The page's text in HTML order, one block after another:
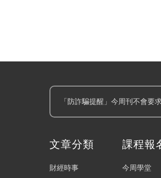
「防詐騙提醒」今周刊不會要
文章分類
財經時事
課程報
今周學堂